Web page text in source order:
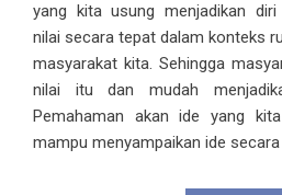
yang kita usung menjadikan diri
nilai secara tepat dalam konteks
masyarakat kita. Sehingga
nilai itu dan mudah
Pemahaman akan ide yang
mampu menyampaikan ide secara